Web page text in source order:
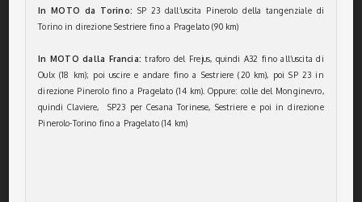
In MOTO da Torino: SP 23 dall’uscita Pinerolo della tangenziale di
Torino in direzione Sestriere fino a Pragelato (90 km)
In MOTO dalla Francia: traforo del Frejus, quindi A32 fino all’uscita di
Oulx (18 km); poi uscire e andare fino a Sestriere (20 km), poi SP 23 in
direzione Pinerolo fino a Pragelato (14 km). Oppure: colle del Monginevro,
quindi Claviere, SP23 per Cesana Torinese, Sestriere e poi in direzione
Pinerolo-Torino fino a Pragelato (14 km)